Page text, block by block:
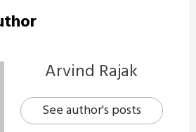
Arvind Rajak
See author's posts